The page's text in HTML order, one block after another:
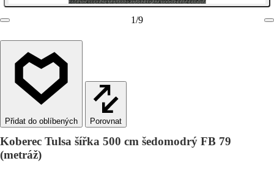
1/9
Porovnat
Koberec Tulsa šířka 500 cm šedomodrý FB 79
(metráž)